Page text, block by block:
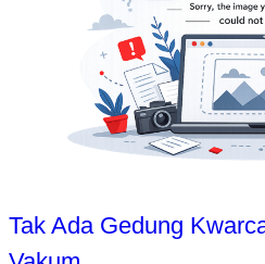
Tak Ada Gedung